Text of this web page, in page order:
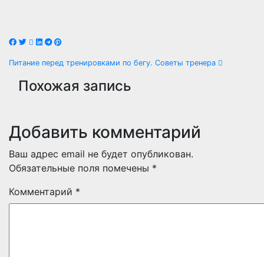
Навигация
по
Питание перед тренировками по бегу. Советы тренера
Похожая запись
Добавить комментарий
Ваш адрес email не будет опубликован.
Обязательные поля помечены *
Комментарий *